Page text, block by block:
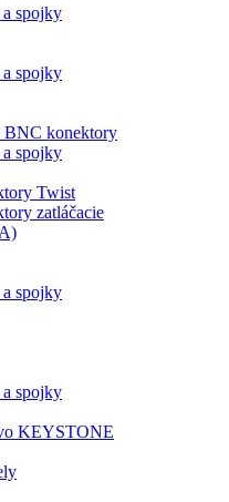
spojky
spojky
BNC konektory
spojky
Twist
zatláčacie
spojky
spojky
KEYSTONE